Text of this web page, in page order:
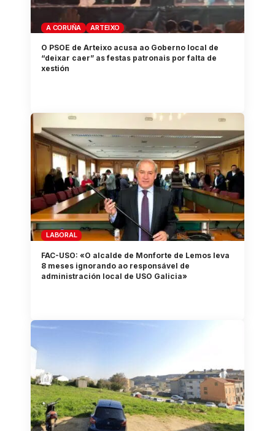
A CORUÑA ARTEIXO
O PSOE de Arteixo acusa ao Goberno local de
“deixar caer” as festas patronais por falta de
xestión
LABORAL
FAC-USO: «O alcalde de Monforte de Lemos leva
8 meses ignorando ao responsável de
administración local de USO Galicia»